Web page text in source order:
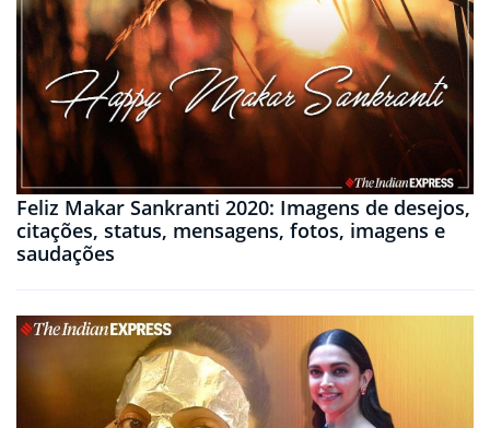
Feliz Makar Sankranti 2020: Imagens de desejos,
citações, status, mensagens, fotos, imagens e
saudações